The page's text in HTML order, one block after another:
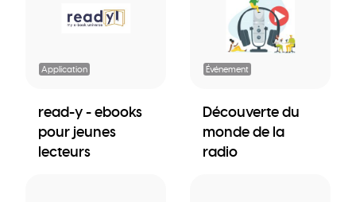
Application
read-y - ebooks
pour jeunes
lecteurs
Événement
Découverte du
monde de la
radio